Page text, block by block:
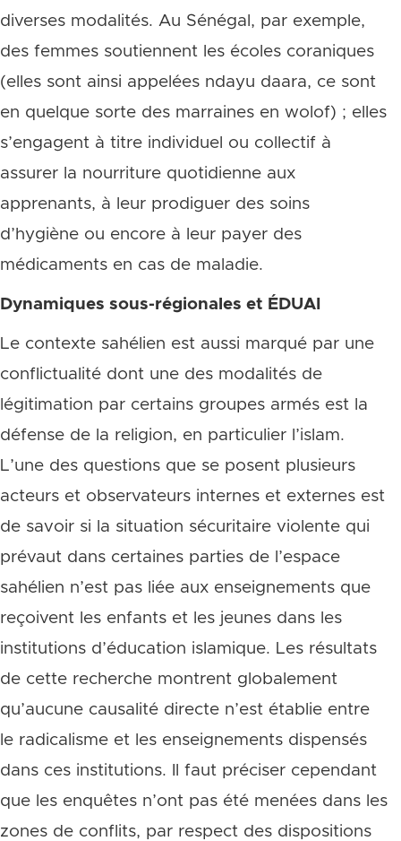
diverses modalités. Au Sénégal, par exemple,
des femmes soutiennent les écoles coraniques
(elles sont ainsi appelées ndayu daara, ce sont
en quelque sorte des marraines en wolof) ; elles
s’engagent à titre individuel ou collectif à
assurer la nourriture quotidienne aux
apprenants, à leur prodiguer des soins
d’hygiène ou encore à leur payer des
médicaments en cas de maladie.
Dynamiques sous-régionales et ÉDUAI
Le contexte sahélien est aussi marqué par une
conflictualité dont une des modalités de
légitimation par certains groupes armés est la
défense de la religion, en particulier l’islam.
L’une des questions que se posent plusieurs
acteurs et observateurs internes et externes est
de savoir si la situation sécuritaire violente qui
prévaut dans certaines parties de l’espace
sahélien n’est pas liée aux enseignements que
reçoivent les enfants et les jeunes dans les
institutions d’éducation islamique. Les résultats
de cette recherche montrent globalement
qu’aucune causalité directe n’est établie entre
le radicalisme et les enseignements dispensés
dans ces institutions. Il faut préciser cependant
que les enquêtes n’ont pas été menées dans les
zones de conflits, par respect des dispositions